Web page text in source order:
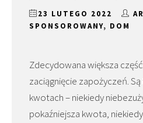
23 LUTEGO 2022
SPONSOROWANY, DOM
Zdecydowana większa
zaciągnięcie zapożyczeń.
kwotach – niekiedy
pokaźniejsza kwota,